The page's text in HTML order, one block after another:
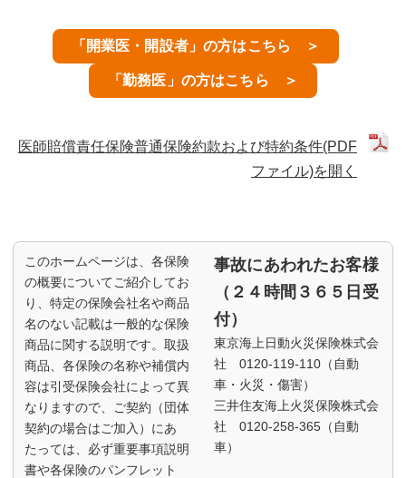
「開業医・開設者」の方はこちら ＞
「勤務医」の方はこちら ＞
医師賠償責任保険普通保険約款および特約条件(PDF
ファイル)を開く
このホームページは、各保険
の概要についてご紹介してお
り、特定の保険会社名や商品
名のない記載は一般的な保険
商品に関する説明です。取扱
商品、各保険の名称や補償内
容は引受保険会社によって異
なりますので、ご契約（団体
契約の場合はご加入）にあ
たっては、必ず重要事項説明
書や各保険のパンフレット
事故にあわれたお客様
（２４時間３６５日受
付）
東京海上日動火災保険株式会
社 0120-119-110（自動
車・火災・傷害）
三井住友海上火災保険株式会
社 0120-258-365（自動
車）